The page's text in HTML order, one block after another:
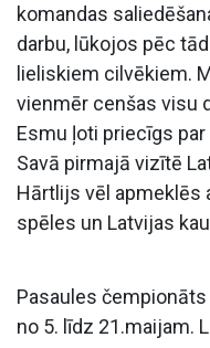
komandas
darbu, lūkojos pēc
lieliskiem cilvēkiem.
vienmēr cenšas visu
Esmu ļoti priecīgs
Savā pirmajā vizītē
Hārtlijs vēl apmeklēs
spēles un Latvijas
Pasaules
no 5. līdz 21.maijam.